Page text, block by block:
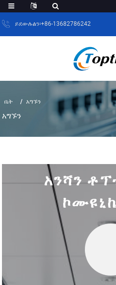
ይደውሉልን፡+86-13682786242
ቤት አግኙን
አግኙን
አንሻን